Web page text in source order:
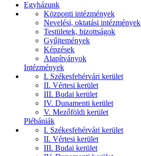
Egyházunk
Központi intézmények
Nevelési, oktatási intézmények
Testületek, bizottságok
Gyűjtemények
Képzések
Alapítványok
Intézmények
I. Székesfehérvári kerület
II. Vértesi kerület
III. Budai kerület
IV. Dunamenti kerület
V. Mezőföldi kerület
Plébániák
I. Székesfehérvári kerület
II. Vértesi kerület
III. Budai kerület